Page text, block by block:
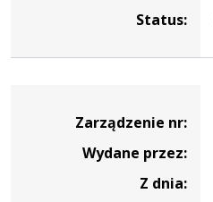
Status:
Zarządzenie nr:
Wydane przez:
Z dnia: